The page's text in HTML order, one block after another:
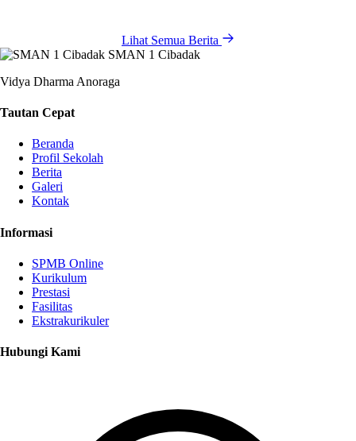
Lihat Semua Berita
SMAN 1 Cibadak
Vidya Dharma Anoraga
Tautan Cepat
Beranda
Profil Sekolah
Berita
Galeri
Kontak
Informasi
SPMB Online
Kurikulum
Prestasi
Fasilitas
Ekstrakurikuler
Hubungi Kami